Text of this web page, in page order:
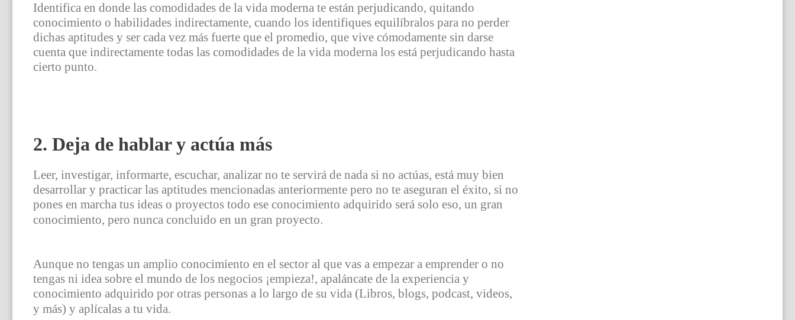
Identifica en donde las comodidades de la vida moderna te están perjudicando, quitando
conocimiento o habilidades indirectamente, cuando los identifiques equilíbralos para no perder
dichas aptitudes y ser cada vez más fuerte que el promedio, que vive cómodamente sin darse
cuenta que indirectamente todas las comodidades de la vida moderna los está perjudicando hasta
cierto punto.
2. Deja de hablar y actúa más
Leer, investigar, informarte, escuchar, analizar no te servirá de nada si no actúas, está muy bien
desarrollar y practicar las aptitudes mencionadas anteriormente pero no te aseguran el éxito, si no
pones en marcha tus ideas o proyectos todo ese conocimiento adquirido será solo eso, un gran
conocimiento, pero nunca concluido en un gran proyecto.
Aunque no tengas un amplio conocimiento en el sector al que vas a empezar a emprender o no
tengas ni idea sobre el mundo de los negocios ¡empieza!, apaláncate de la experiencia y
conocimiento adquirido por otras personas a lo largo de su vida (Libros, blogs, podcast, videos,
y más) y aplícalas a tu vida.